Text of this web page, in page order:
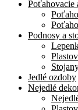
Poťahovacie
Podnosy a
Jedlé ozdoby
Nejedlé